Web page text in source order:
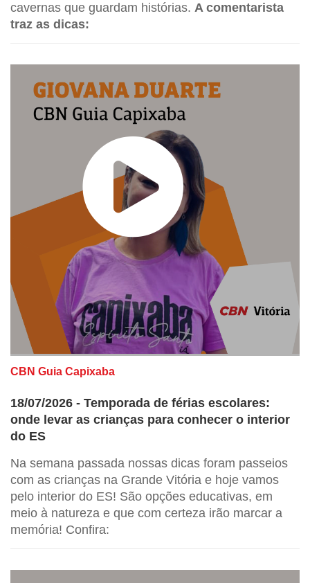
cavernas que guardam histórias. A comentarista
traz as dicas:
CBN Guia Capixaba
18/07/2026 - Temporada de férias escolares:
onde levar as crianças para conhecer o interior
do ES
Na semana passada nossas dicas foram passeios
com as crianças na Grande Vitória e hoje vamos
pelo interior do ES! São opções educativas, em
meio à natureza e que com certeza irão marcar a
memória! Confira: